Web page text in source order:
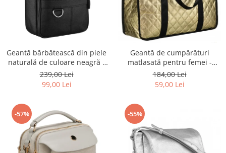
Geantă bărbătească din piele
naturală de culoare neagră -
Rovicky PTR-R-ST7-01-7571-
BLACK
239,00 Lei
99,00 Lei
Geantă de cumpărături
matlasată pentru femei -
Rovicky PTR-RSPV-001P-5277
GOLD
184,00 Lei
59,00 Lei
-57% -55%